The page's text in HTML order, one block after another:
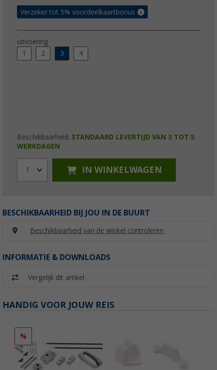
Verzeker tot 5% voordeelkaartbonus
uitvoering
1
2 3 4
Beschikbaarheid: STANDAARD LEVERTIJD VAN 3 TOT 5
WERKDAGEN
1 IN WINKELWAGEN
BESCHIKBAARHEID BIJ JOU IN DE BUURT
Beschikbaarheid van de winkel controleren
INFORMATIE & DOWNLOADS
Vergelijk dit artikel
HANDIG VOOR JOUW REIS
%